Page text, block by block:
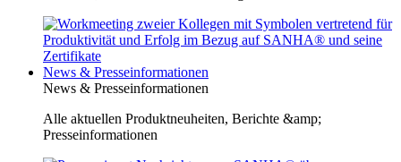
News & Presseinformationen
News & Presseinformationen
Alle aktuellen Produktneuheiten, Berichte &amp;
Presseinformationen